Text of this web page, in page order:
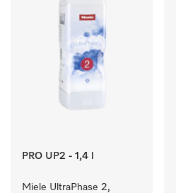
PRO UP2 - 1,4 l
Miele UltraPhase 2,